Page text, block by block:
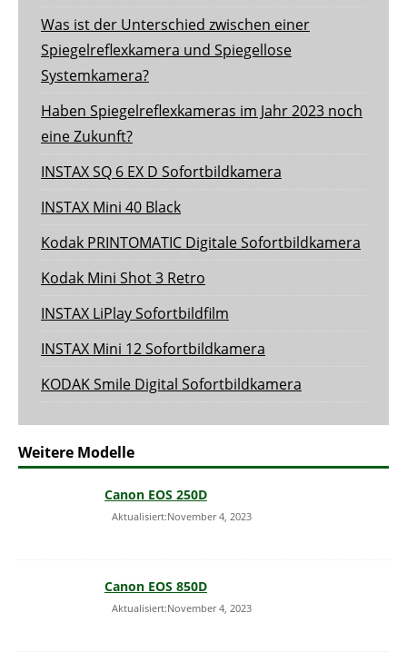
Was ist der Unterschied zwischen einer
Spiegelreflexkamera und Spiegellose
Systemkamera?
Haben Spiegelreflexkameras im Jahr 2023 noch
eine Zukunft?
INSTAX SQ 6 EX D Sofortbildkamera
INSTAX Mini 40 Black
Kodak PRINTOMATIC Digitale Sofortbildkamera
Kodak Mini Shot 3 Retro
INSTAX LiPlay Sofortbildfilm
INSTAX Mini 12 Sofortbildkamera
KODAK Smile Digital Sofortbildkamera
Weitere Modelle
Canon EOS 250D
Aktualisiert:November 4, 2023
Canon EOS 850D
Aktualisiert:November 4, 2023